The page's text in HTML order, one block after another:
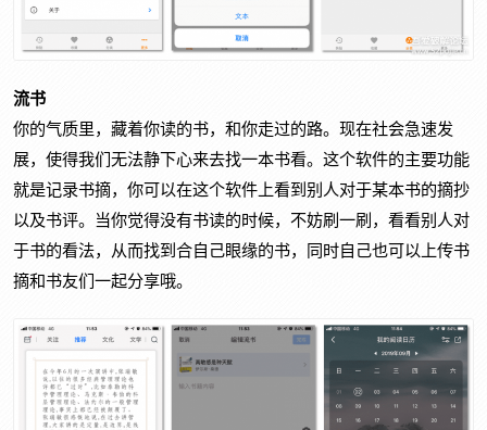
流书
你的气质里，藏着你读的书，和你走过的路。现在社会急速发
展，使得我们无法静下心来去找一本书看。这个软件的主要功能
就是记录书摘，你可以在这个软件上看到别人对于某本书的摘抄
以及书评。当你觉得没有书读的时候，不妨刷一刷，看看别人对
于书的看法，从而找到合自己眼缘的书，同时自己也可以上传书
摘和书友们一起分享哦。